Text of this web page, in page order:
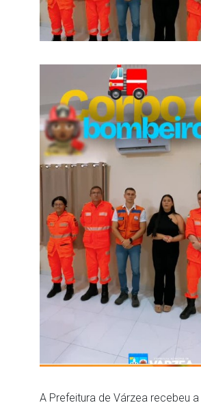
A Prefeitura de Várzea recebeu